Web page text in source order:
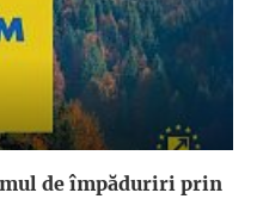
de împăduriri prin